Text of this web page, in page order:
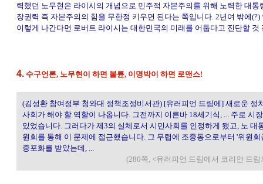
력했던 노무현은 라이시의 개념으로 민주적 자본주의를 위해 노력한 대통
장권력 즉 자본주의의 힘을 무한정 키우면 된다는 쪽입니다. 2년여 밖에
이렇게 나간다면 로버트 라이시는 대한민국의 미래를 어둡다고 진단할 것
4. 수구언론, 노무현이 하면 불륜, 이명박이 하면 로맨스!
(김성환 참여정부 청와대 정책조정비서관) [유러피언 드림에] 새로운 정
사회가 해야 할 역할이 나옵니다. 그전까지 이른바 18세기식, ... 주로 시
있었습니다. 그러다가 제3의 실체로서 시민사회를 인정하게 됐고, 노 대
원회를 통해 이 문제에 접근했습니다. 그 무렵에 조중동으로부터 '위원
중포화를 받았는데, ...
(280쪽, <유러피언 드림에서 코리안 드